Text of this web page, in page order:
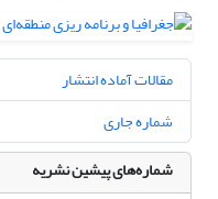
مقالات آماده انتشار
شماره جاری
شماره‌های پیشین نشریه